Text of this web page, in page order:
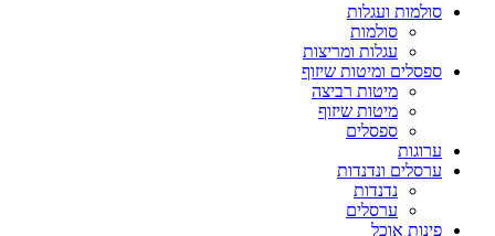
סולמות ועגלות
סולמות
עגלות ומריצות
ספסלים ומיטות שיזוף
מיטות רביצה
מיטות שיזוף
ספסלים
ערוגות
ערסלים ונדנדות
נדנדות
ערסלים
פינות אוכל